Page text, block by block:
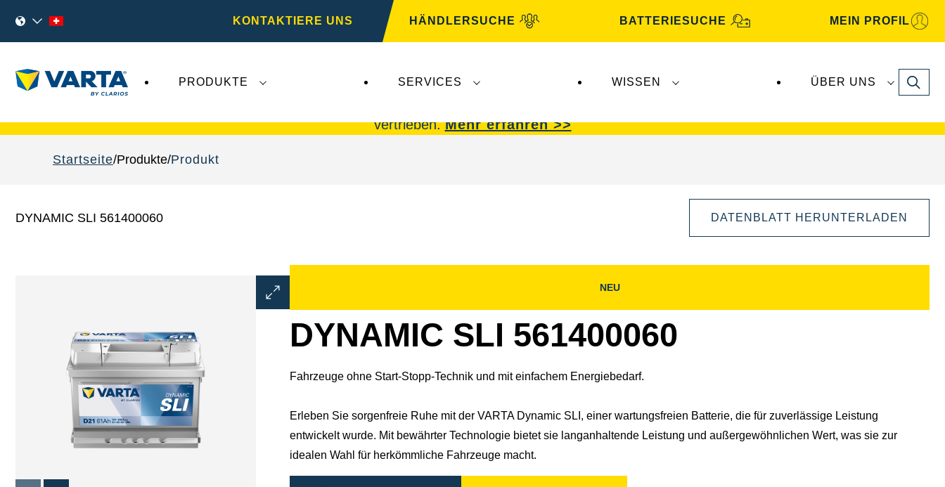
KONTAKTIERE UNS HÄNDLERSUCHE BATTERIESUCHE MEIN PROFIL
PRODUKTE SERVICES WISSEN ÜBER UNS Search
vertrieben.Mehr erfahren >>
Startseite Produkte Produkt
DYNAMIC SLI 561400060 DATENBLATT HERUNTERLADEN
Bilddialog
öffnen
NEU
DYNAMIC SLI 561400060
Fahrzeuge ohne Start-Stopp-Technik und mit einfachem Energiebedarf.
Erleben Sie sorgenfreie Ruhe mit der VARTA Dynamic SLI, einer wartungsfreien Batterie, die für zuverlässige Leistung
entwickelt wurde. Mit bewährter Technologie bietet sie langanhaltende Leistung und außergewöhnlichen Wert, was sie zur
idealen Wahl für herkömmliche Fahrzeuge macht.